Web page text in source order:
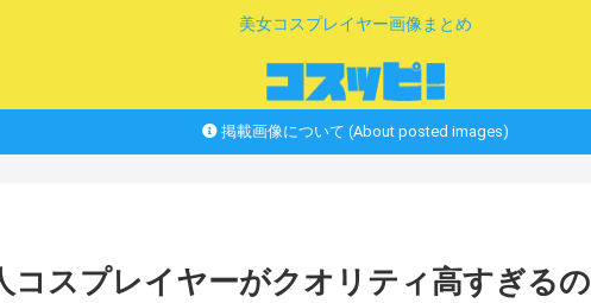
美女コスプレイヤー画像まとめ
掲載画像について (About posted images)
コスプレイヤーがクオリティ高すぎるの